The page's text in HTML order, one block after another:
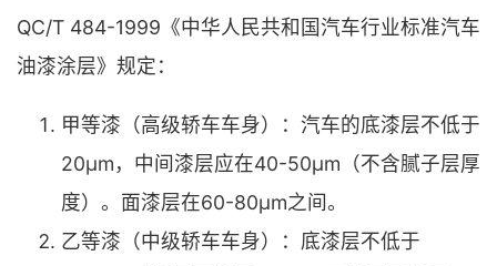
QC/T 484-1999《中华人民共和国汽车行业标准汽车
油漆涂层》规定：
甲等漆（高级轿车车身）：汽车的底漆层不低于
20μm，中间漆层应在40-50μm（不含腻子层厚
度）。面漆层在60-80μm之间。
乙等漆（中级轿车车身）：底漆层不低于